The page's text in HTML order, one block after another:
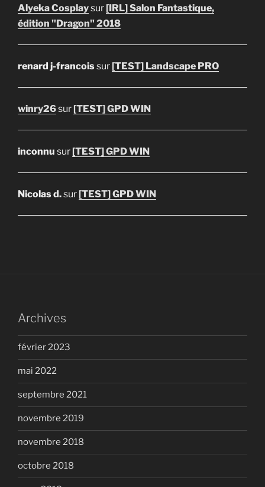
Alyeka Cosplaysur[IRL] Salon Fantastique,
édition "Dragon" 2018
renard j-francoissur[TEST] Landscape PRO
winry26sur[TEST] GPD WIN
inconnu sur[TEST] GPD WIN
Nicolas d.sur[TEST] GPD WIN
Archives
février 2023
mai 2022
septembre 2021
novembre 2019
novembre 2018
octobre 2018